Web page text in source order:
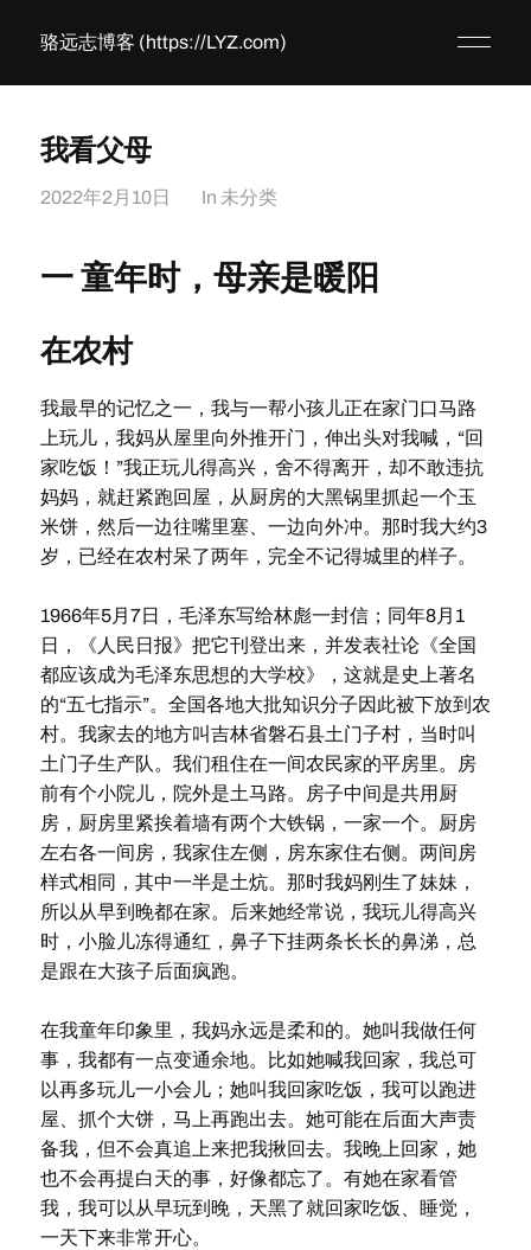
骆远志博客 (https://LYZ.com)
我看父母
2022年2月10日 In 未分类
一 童年时，母亲是暖阳
在农村
我最早的记忆之一，我与一帮小孩儿正在家门口马路
上玩儿，我妈从屋里向外推开门，伸出头对我喊，“回
家吃饭！”我正玩儿得高兴，舍不得离开，却不敢违抗
妈妈，就赶紧跑回屋，从厨房的大黑锅里抓起一个玉
米饼，然后一边往嘴里塞、一边向外冲。那时我大约3
岁，已经在农村呆了两年，完全不记得城里的样子。
1966年5月7日，毛泽东写给林彪一封信；同年8月1
日，《人民日报》把它刊登出来，并发表社论《全国
都应该成为毛泽东思想的大学校》，这就是史上著名
的“五七指示”。全国各地大批知识分子因此被下放到农
村。我家去的地方叫吉林省磐石县土门子村，当时叫
土门子生产队。我们租住在一间农民家的平房里。房
前有个小院儿，院外是土马路。房子中间是共用厨
房，厨房里紧挨着墙有两个大铁锅，一家一个。厨房
左右各一间房，我家住左侧，房东家住右侧。两间房
样式相同，其中一半是土炕。那时我妈刚生了妹妹，
所以从早到晚都在家。后来她经常说，我玩儿得高兴
时，小脸儿冻得通红，鼻子下挂两条长长的鼻涕，总
是跟在大孩子后面疯跑。
在我童年印象里，我妈永远是柔和的。她叫我做任何
事，我都有一点变通余地。比如她喊我回家，我总可
以再多玩儿一小会儿；她叫我回家吃饭，我可以跑进
屋、抓个大饼，马上再跑出去。她可能在后面大声责
备我，但不会真追上来把我揪回去。我晚上回家，她
也不会再提白天的事，好像都忘了。有她在家看管
我，我可以从早玩到晚，天黑了就回家吃饭、睡觉，
一天下来非常开心。